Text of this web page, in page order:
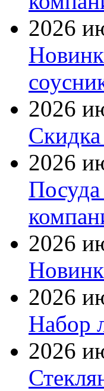
2026
2026
2026
2026
2026
Набор
2026